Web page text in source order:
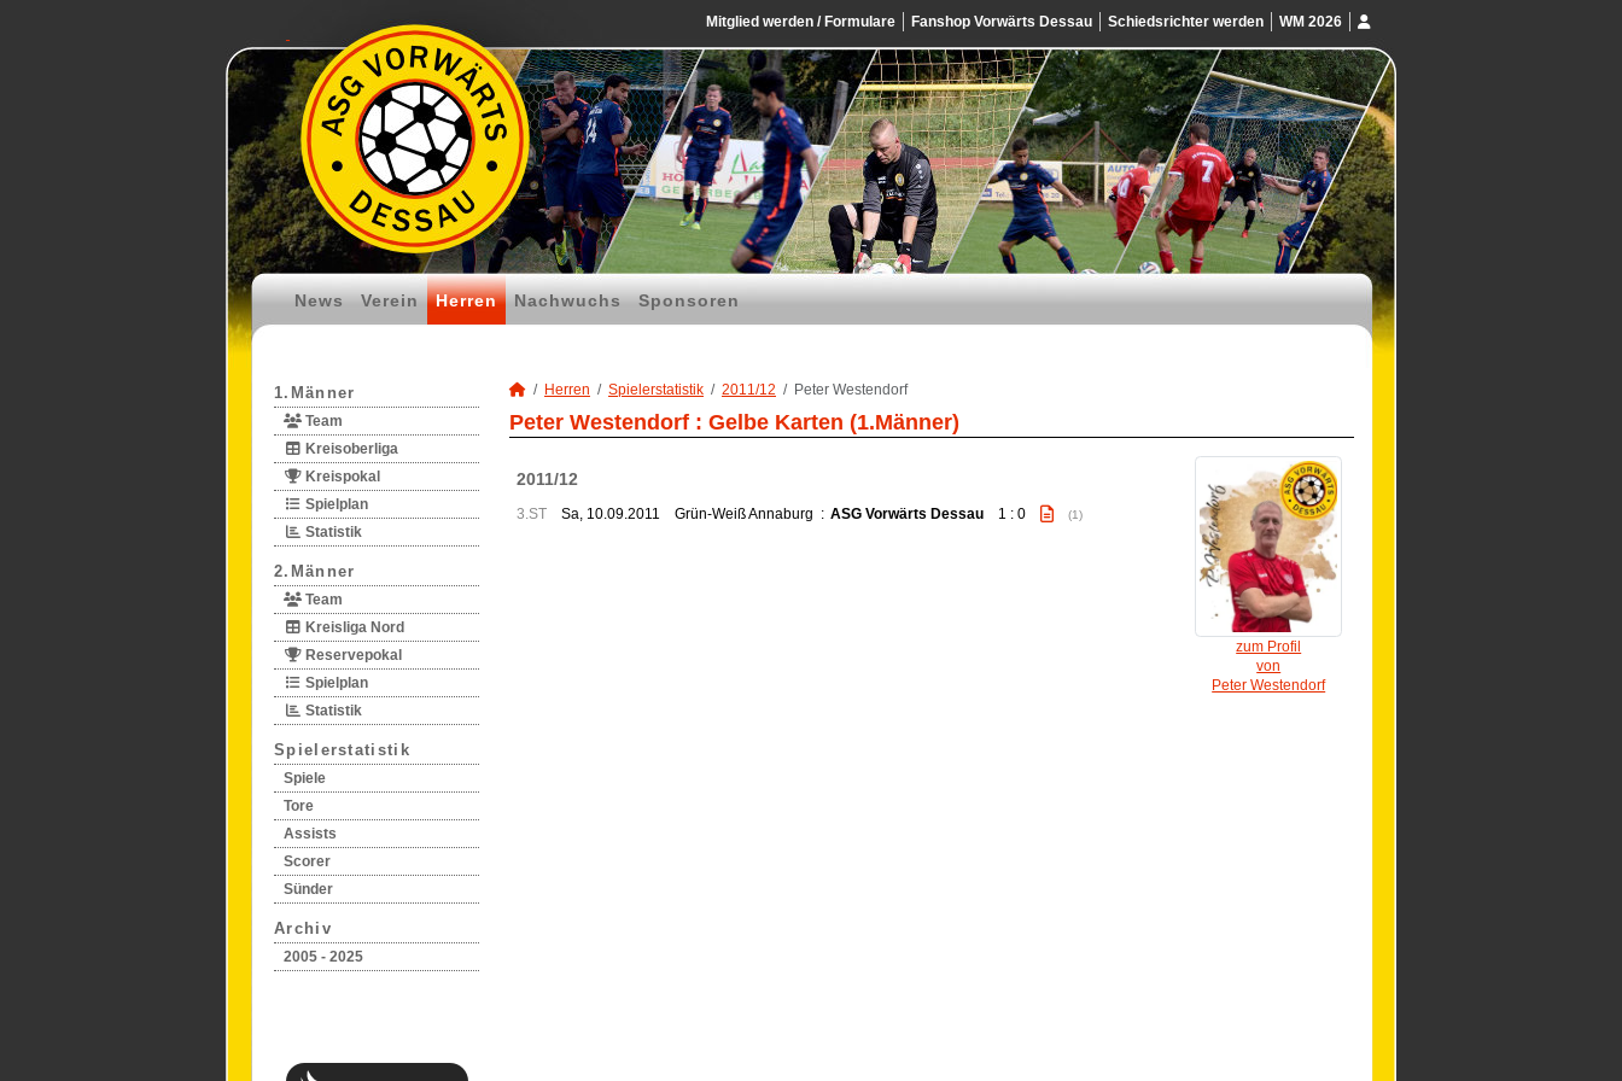
Mitglied werden / Formulare Fanshop Vorwärts Dessau Schiedsrichter werden WM 2026
News Verein Herren Nachwuchs Sponsoren
1.Männer
Team
Kreisoberliga
Kreispokal
Spielplan
Statistik
2.Männer
Team
Kreisliga Nord
Reservepokal
Spielplan
Statistik
Spielerstatistik
Spiele
Tore
Assists
Scorer
Sünder
Archiv
2005 - 2025
Herren Spielerstatistik 2011/12 Peter Westendorf
Peter Westendorf : Gelbe Karten (1.Männer)
zum Profil
von
Peter Westendorf
2011/12
3.ST Sa, 10.09.2011 Grün-Weiß Annaburg : ASG Vorwärts Dessau 1 : 0 (1)